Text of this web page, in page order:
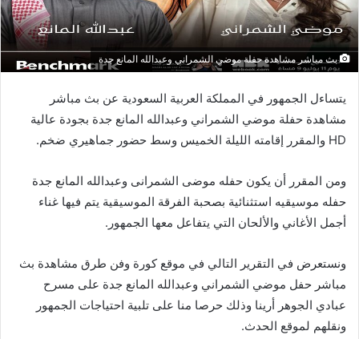
بث مباشر مشاهدة حفلة موضي الشمراني وعبدالله المانع جدة
يتساءل الجمهور في المملكة العربية السعودية عن بث مباشر
مشاهدة حفلة موضي الشمراني وعبدالله المانع جدة بجودة عالية
HD والمقرر إقامته الليلة الخميس وسط حضور جماهيري ضخم.
ومن المقرر أن يكون حفله موضى الشمرانى وعبدالله المانع جدة
حفله موسيقيه استثنائية بصحبة الفرقة الموسيقية يتم فيها غناء
أجمل الأغاني والألحان التي يتفاعل معها الجمهور.
ونستعرض في التقرير التالي في موقع كورة وفن طرق مشاهدة بث
مباشر حفل موضي الشمراني وعبدالله المانع جدة على مسرح
عبادي الجوهر أرينا وذلك حرصا منا على تلبية احتياجات الجمهور
ونقلهم لموقع الحدث.